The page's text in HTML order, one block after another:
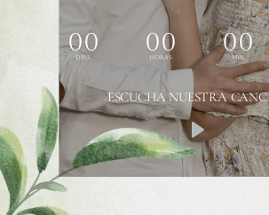
00
Días
00
Horas
00
Min
ESCUCHA NUESTRA
Play